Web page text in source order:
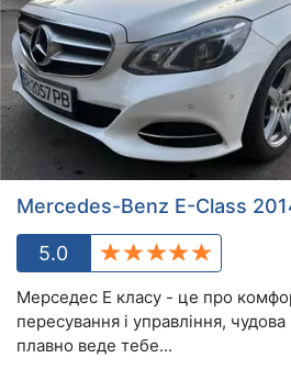
Mercedes-Benz E-Class
5.0
Мерседес Е класу - це про
пересування і управління, чудова
плавно веде тебе...